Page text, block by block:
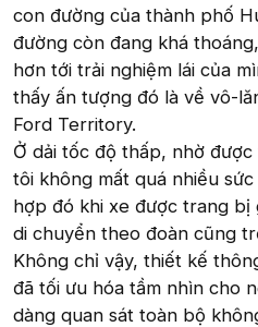
con đường của thành phố
đường còn đang khá
hơn tới trải nghiệm lái của
thấy ấn tượng đó là về vô-
Ford Territory.
Ở dải tốc độ thấp, nhờ
tôi không mất quá nhiều
hợp đó khi xe được trang
di chuyển theo đoàn cũng
Không chỉ vậy, thiết kế
đã tối ưu hóa tầm nhìn cho
dàng quan sát toàn bộ